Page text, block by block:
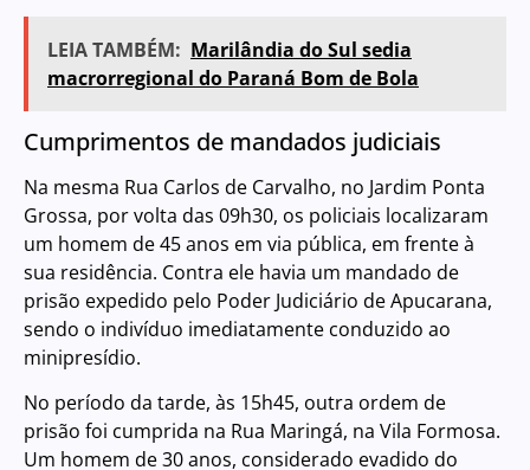
LEIA TAMBÉM: Marilândia do Sul sedia
macrorregional do Paraná Bom de Bola
Cumprimentos de mandados judiciais
Na mesma Rua Carlos de Carvalho, no Jardim Ponta
Grossa, por volta das 09h30, os policiais localizaram
um homem de 45 anos em via pública, em frente à
sua residência. Contra ele havia um mandado de
prisão expedido pelo Poder Judiciário de Apucarana,
sendo o indivíduo imediatamente conduzido ao
minipresídio.
No período da tarde, às 15h45, outra ordem de
prisão foi cumprida na Rua Maringá, na Vila Formosa.
Um homem de 30 anos, considerado evadido do